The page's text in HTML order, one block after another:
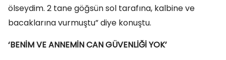
ölseydim. 2 tane göğsün sol tarafına, kalbine ve
bacaklarına vurmuştu” diye konuştu.
‘BENİM VE ANNEMİN CAN GÜVENLİĞİ YOK’